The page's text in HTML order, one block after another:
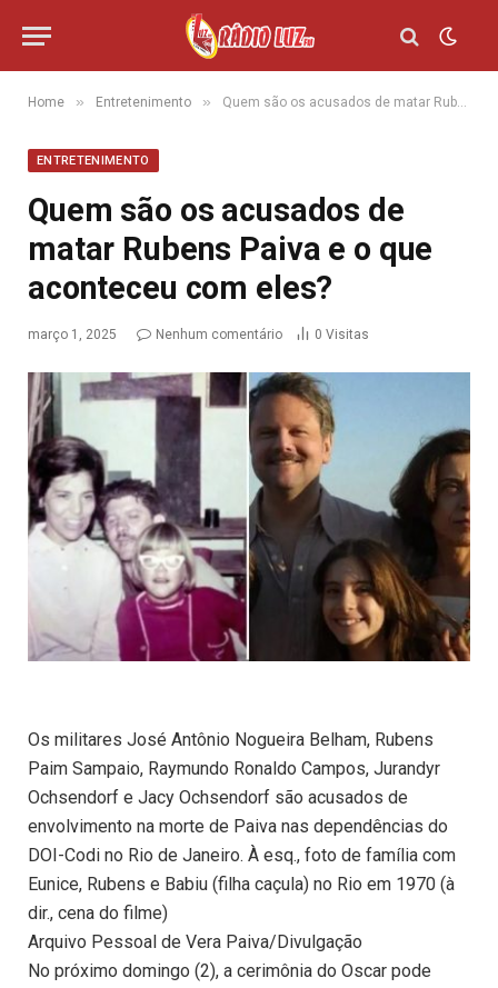
Home » Entretenimento » Quem são os acusados de matar Rubens Paiva e o que aconteceu com eles?
ENTRETENIMENTO
Quem são os acusados de
matar Rubens Paiva e o que
aconteceu com eles?
março 1, 2025 Nenhum comentário 0 Visitas
Os militares José Antônio Nogueira Belham, Rubens
Paim Sampaio, Raymundo Ronaldo Campos, Jurandyr
Ochsendorf e Jacy Ochsendorf são acusados de
envolvimento na morte de Paiva nas dependências do
DOI-Codi no Rio de Janeiro. À esq., foto de família com
Eunice, Rubens e Babiu (filha caçula) no Rio em 1970 (à
dir., cena do filme)
Arquivo Pessoal de Vera Paiva/Divulgação
No próximo domingo (2), a cerimônia do Oscar pode